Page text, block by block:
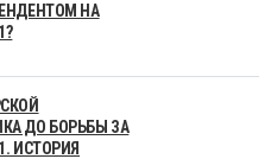
НА
ДО БОРЬБЫ ЗА
ИСТОРИЯ